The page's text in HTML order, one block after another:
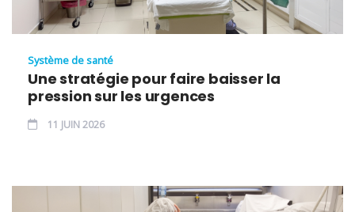
Système de santé
Une stratégie pour faire baisser la
pression sur les urgences
11 JUIN 2026